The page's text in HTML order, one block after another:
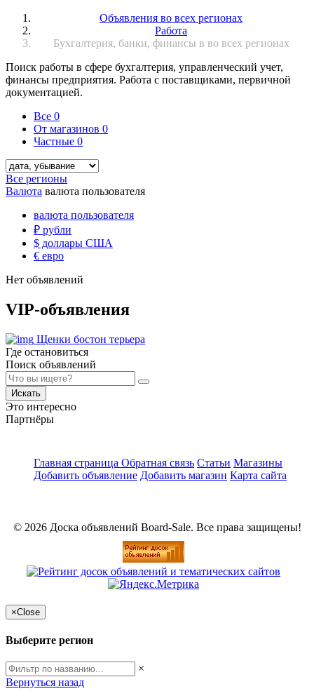
Объявления во всех регионах
Работа
Бухгалтерия, банки, финансы в во всех регионах
Поиск работы в сфере бухгалтерия, управленческий учет,
финансы предприятия. Работа с поставщиками, первичной
документацией.
Все 0
От магазинов 0
Частные 0
Все регионы
Валюта валюта пользователя
валюта пользователя
₽ рубли
$ доллары США
€ евро
Нет объявлений
VIP-объявления
Щенки бостон терьера
Где остановиться
Поиск объявлений
Искать
Это интересно
Партнёры
Главная страница Обратная связь Статьи Магазины
Добавить объявление Добавить магазин Карта сайта
© 2026 Доска объявлений Board-Sale. Все права защищены!
×Close
Выберите регион
×
Вернуться назад